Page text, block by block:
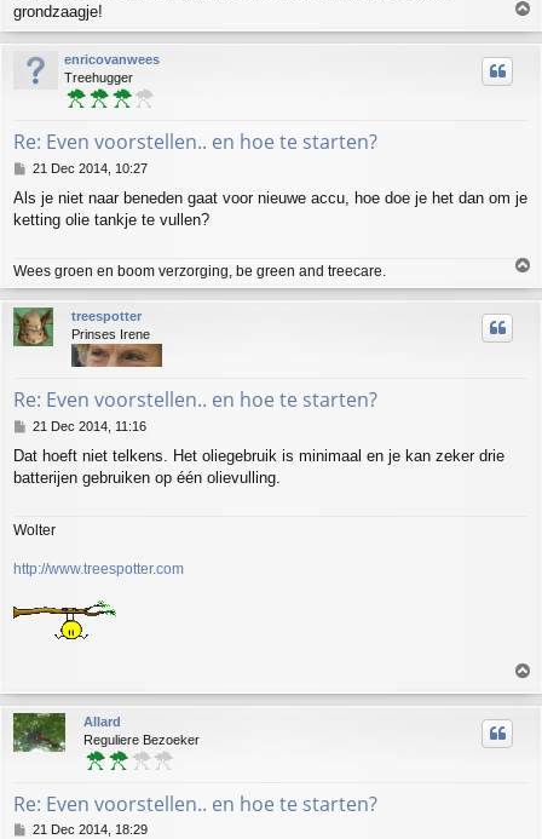
grondzaagje!
p
enricovanwees
Treehugger
Re: Even voorstellen.. en hoe te starten?
P
s
t
21 Dec 2014, 10:27
Als je niet naar beneden gaat voor nieuwe accu, hoe doe je het dan om je
ketting olie tankje te vullen?
Wees groen en boom verzorging, be green and treecare.
o
p
treespotter
Prinses Irene
Re: Even voorstellen.. en hoe te starten?
P
s
t
21 Dec 2014, 11:16
Dat hoeft niet telkens. Het oliegebruik is minimaal en je kan zeker drie
batterijen gebruiken op één olievulling.
Wolter
http://www.treespotter.com
p
Allard
Reguliere Bezoeker
Re: Even voorstellen.. en hoe te starten?
P21 Dec 2014, 18:29